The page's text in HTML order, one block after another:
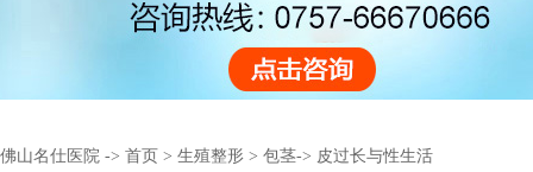
佛山名仕医院 -> 首页 > 生殖整形 > 包茎-> 皮过长与性生活